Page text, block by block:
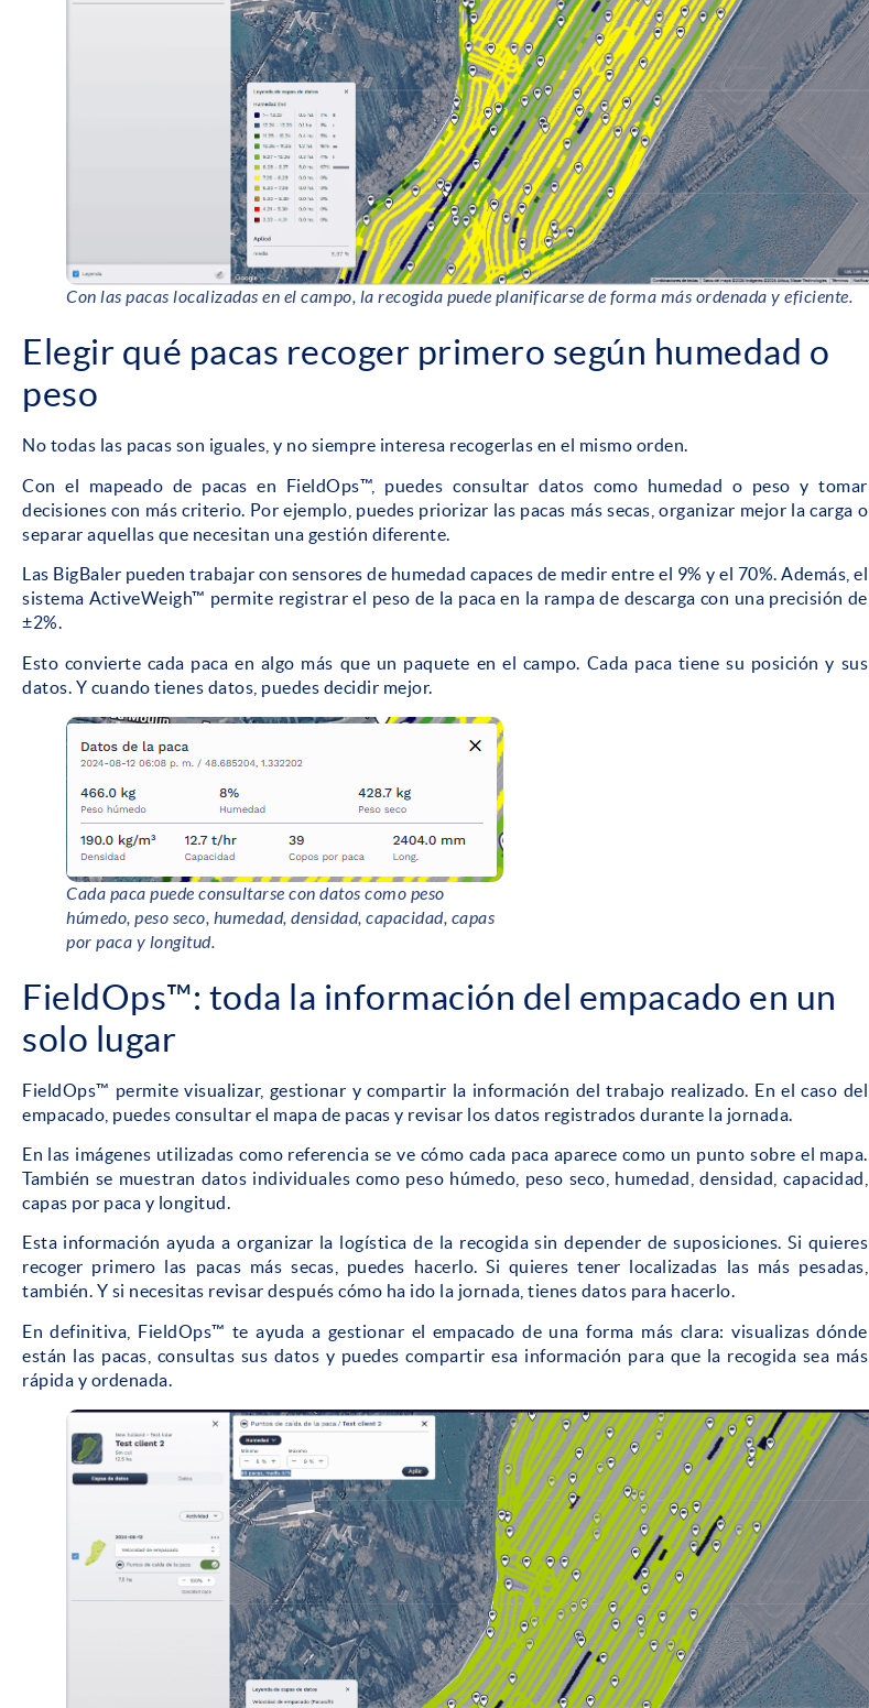
Con las pacas localizadas en el campo, la recogida puede planificarse de forma más ordenada y eficiente.
Elegir qué pacas recoger primero según humedad o
peso
No todas las pacas son iguales, y no siempre interesa recogerlas en el mismo orden.
Con el mapeado de pacas en FieldOps™, puedes consultar datos como humedad o peso y tomar
decisiones con más criterio. Por ejemplo, puedes priorizar las pacas más secas, organizar mejor la carga o
separar aquellas que necesitan una gestión diferente.
Las BigBaler pueden trabajar con sensores de humedad capaces de medir entre el 9% y el 70%. Además, el
sistema ActiveWeigh™ permite registrar el peso de la paca en la rampa de descarga con una precisión de
±2%.
Esto convierte cada paca en algo más que un paquete en el campo. Cada paca tiene su posición y sus
datos. Y cuando tienes datos, puedes decidir mejor.
Cada paca puede consultarse con datos como peso
húmedo, peso seco, humedad, densidad, capacidad, capas
por paca y longitud.
FieldOps™: toda la información del empacado en un
solo lugar
FieldOps™ permite visualizar, gestionar y compartir la información del trabajo realizado. En el caso del
empacado, puedes consultar el mapa de pacas y revisar los datos registrados durante la jornada.
En las imágenes utilizadas como referencia se ve cómo cada paca aparece como un punto sobre el mapa.
También se muestran datos individuales como peso húmedo, peso seco, humedad, densidad, capacidad,
capas por paca y longitud.
Esta información ayuda a organizar la logística de la recogida sin depender de suposiciones. Si quieres
recoger primero las pacas más secas, puedes hacerlo. Si quieres tener localizadas las más pesadas,
también. Y si necesitas revisar después cómo ha ido la jornada, tienes datos para hacerlo.
En definitiva, FieldOps™ te ayuda a gestionar el empacado de una forma más clara: visualizas dónde
están las pacas, consultas sus datos y puedes compartir esa información para que la recogida sea más
rápida y ordenada.